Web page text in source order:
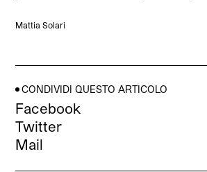
Mattia Solari
CONDIVIDI QUESTO ARTICOLO
Facebook
Twitter
Mail